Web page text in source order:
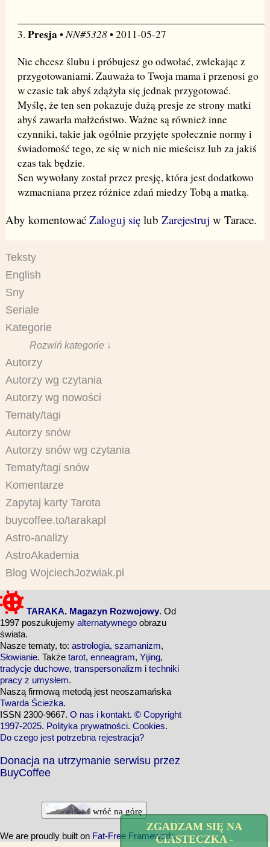
ZGADZAM SIĘ NA
CIASTECZKA -
3. Presja •NN#5328• 2011-05-27
Nie chcesz ślubu i próbujesz go odwołać, zwlekając z
przygotowaniami. Zauważa to Twoja mama i przenosi go
w czasie tak abyś zdążyła się jednak przygotować.
Myślę, że ten sen pokazuje dużą presje ze strony matki
abyś zawarła małżeństwo. Ważne są również inne
czynniki, takie jak ogólnie przyjęte społecznie normy i
świadomość tego, ze się w nich nie mieścisz lub za jakiś
czas tak będzie.
Sen wywołany został przez presję, która jest dodatkowo
wzmacniana przez różnice zdań miedzy Tobą a matką.
Aby komentować Zaloguj sięlub Zarejestruj w Tarace.
Teksty
English
Sny
Seriale
Kategorie
Rozwiń kategorie ↓
Autorzy
Autorzy wg czytania
Autorzy wg nowości
Tematy/tagi
Autorzy snów
Autorzy snów wg czytania
Tematy/tagi snów
Komentarze
Zapytaj karty Tarota
buycoffee.to/tarakapl
Astro-analizy
AstroAkademia
Blog WojciechJozwiak.pl
TARAKA. Magazyn Rozwojowy. Od
1997 poszukujemy alternatywnego obrazu
świata.
Nasze tematy, to: astrologia, szamanizm,
Słowianie. Także tarot, enneagram, Yijing,
tradycje duchowe, transpersonalizm i techniki
pracy z umysłem.
Naszą firmową metodą jest neoszamańska
Twarda Ścieżka.
ISSN 2300-9667. O nas i kontakt. © Copyright
1997-2025. Polityka prywatności. Cookies.
Do czego jest potrzebna rejestracja?
Donacja na utrzymanie serwisu przez
BuyCoffee
wróć na górę
We are proudly built on Fat-Free Framework.